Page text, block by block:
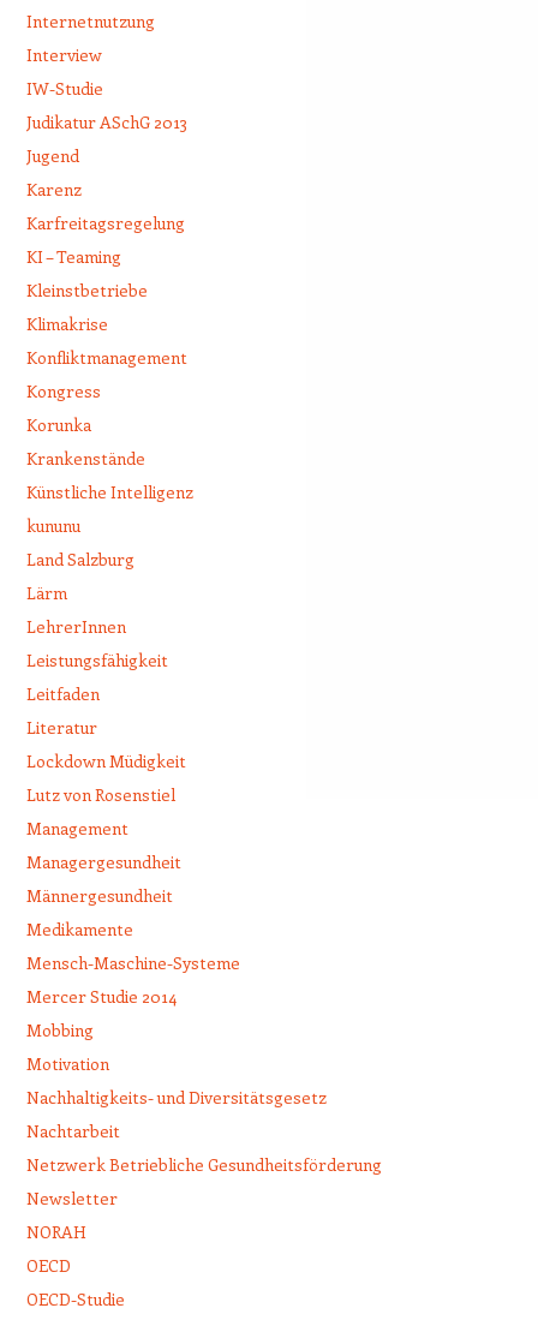
Internetnutzung
Interview
IW-Studie
Judikatur ASchG 2013
Jugend
Karenz
Karfreitagsregelung
KI – Teaming
Kleinstbetriebe
Klimakrise
Konfliktmanagement
Kongress
Korunka
Krankenstände
Künstliche Intelligenz
kununu
Land Salzburg
Lärm
LehrerInnen
Leistungsfähigkeit
Leitfaden
Literatur
Lockdown Müdigkeit
Lutz von Rosenstiel
Management
Managergesundheit
Männergesundheit
Medikamente
Mensch-Maschine-Systeme
Mercer Studie 2014
Mobbing
Motivation
Nachhaltigkeits- und Diversitätsgesetz
Nachtarbeit
Netzwerk Betriebliche Gesundheitsförderung
Newsletter
NORAH
OECD
OECD-Studie